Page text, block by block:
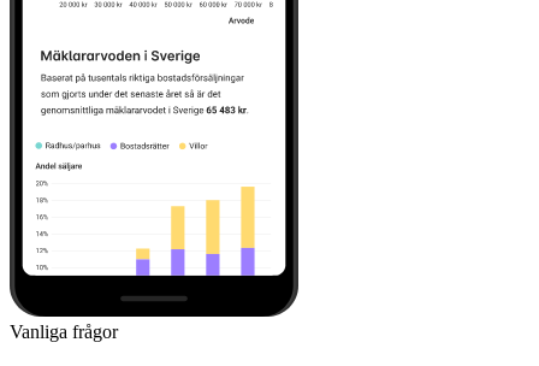
Vanliga frågor